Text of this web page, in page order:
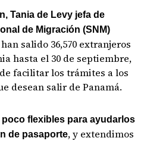
Tania de Levy jefa de
de Migración (SNM)
salido 36,570 extranjeros
hasta el 30 de septiembre,
facilitar los trámites a los
desean salir de Panamá.
flexibles para ayudarlos
de pasaporte, y extendimos